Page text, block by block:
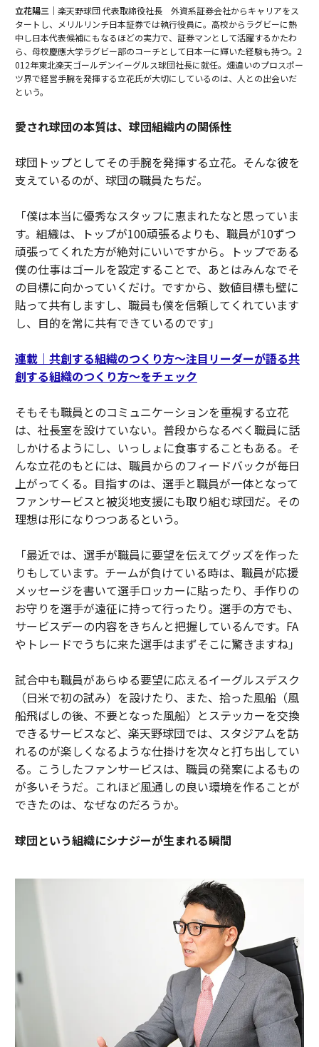
立花陽三｜ 楽天野球団 代表取締役社長 外資系証券会社からキャリアをス
タートし、メリルリンチ日本証券では執行役員に。高校からラグビーに熱
中し日本代表候補にもなるほどの実力で、証券マンとして活躍するかたわ
ら、母校慶應大学ラグビー部のコーチとして日本一に輝いた経験も持つ。2
012年東北楽天ゴールデンイーグルス球団社長に就任。畑違いのプロスポー
ツ界で経営手腕を発揮する立花氏が大切にしているのは、人との出会いだ
という。
愛され球団の本質は、球団組織内の関係性
球団トップとしてその手腕を発揮する立花。そんな彼を
支えているのが、球団の職員たちだ。
「僕は本当に優秀なスタッフに恵まれたなと思っていま
す。組織は、トップが100頑張るよりも、職員が10ずつ
頑張ってくれた方が絶対にいいですから。トップである
僕の仕事はゴールを設定することで、あとはみんなでそ
の目標に向かっていくだけ。ですから、数値目標も壁に
貼って共有しますし、職員も僕を信頼してくれています
し、目的を常に共有できているのです」
連載｜共創する組織のつくり方〜注目リーダーが語る共
創する組織のつくり方〜をチェック
そもそも職員とのコミュニケーションを重視する立花
は、社長室を設けていない。普段からなるべく職員に話
しかけるようにし、いっしょに食事することもある。そ
んな立花のもとには、職員からのフィードバックが毎日
上がってくる。目指すのは、選手と職員が一体となって
ファンサービスと被災地支援にも取り組む球団だ。その
理想は形になりつつあるという。
「最近では、選手が職員に要望を伝えてグッズを作った
りもしています。チームが負けている時は、職員が応援
メッセージを書いて選手ロッカーに貼ったり、手作りの
お守りを選手が遠征に持って行ったり。選手の方でも、
サービスデーの内容をきちんと把握しているんです。FA
やトレードでうちに来た選手はまずそこに驚きますね」
試合中も職員があらゆる要望に応えるイーグルスデスク
（日米で初の試み）を設けたり、また、拾った風船（風
船飛ばしの後、不要となった風船）とステッカーを交換
できるサービスなど、楽天野球団では、スタジアムを訪
れるのが楽しくなるような仕掛けを次々と打ち出してい
る。こうしたファンサービスは、職員の発案によるもの
が多いそうだ。これほど風通しの良い環境を作ることが
できたのは、なぜなのだろうか。
球団という組織にシナジーが生まれる瞬間